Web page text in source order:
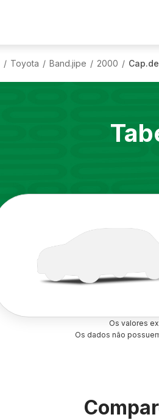
/ Toyota / Band.jipe / 2000 /
Os valores
Os dados não